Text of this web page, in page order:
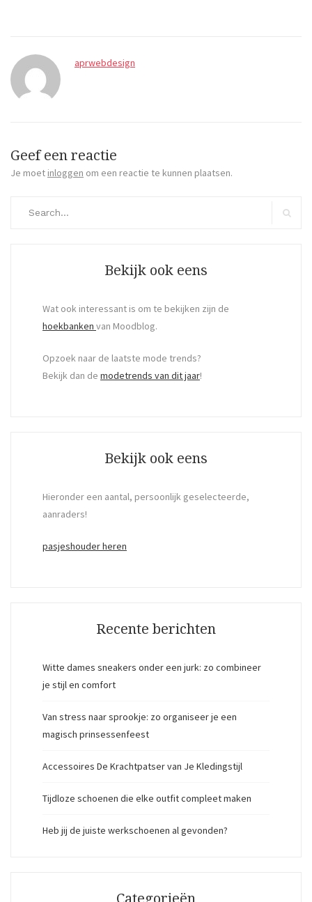
aprwebdesign
Geef een reactie
Je moet inloggen om een reactie te kunnen plaatsen.
Bekijk ook eens
Wat ook interessant is om te bekijken zijn de
hoekbanken van Moodblog.
Opzoek naar de laatste mode trends?
Bekijk dan de modetrends van dit jaar!
Bekijk ook eens
Hieronder een aantal, persoonlijk geselecteerde,
aanraders!
pasjeshouder heren
Recente berichten
Witte dames sneakers onder een jurk: zo combineer
je stijl en comfort
Van stress naar sprookje: zo organiseer je een
magisch prinsessenfeest
Accessoires De Krachtpatser van Je Kledingstijl
Tijdloze schoenen die elke outfit compleet maken
Heb jij de juiste werkschoenen al gevonden?